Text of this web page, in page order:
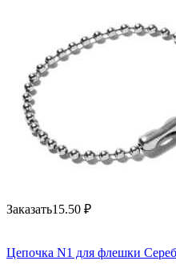
Заказать15.50 ₽
Цепочка N1 для флешки